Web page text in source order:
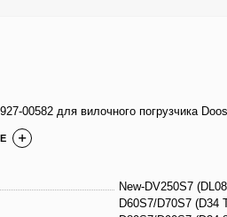
00582 для вилочного погрузчика
New-DV250S7
D60S7/D70S7 (D34